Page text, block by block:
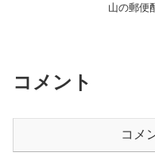
山の郵便
コメント
コメ